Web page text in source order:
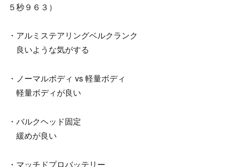
５秒９６３）
・アルミステアリングベルクランク
良いような気がする
・ノーマルボディ vs 軽量ボディ
軽量ボディが良い
・バルクヘッド固定
緩めが良い
・マッチドプロバッテリー